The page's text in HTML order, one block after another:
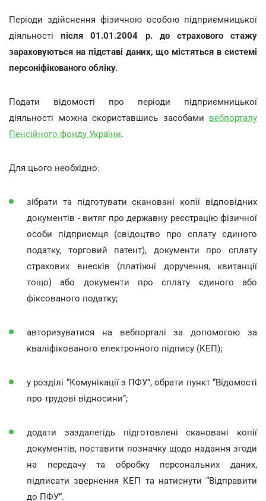
Періоди здійснення фізичною особою підприємницької
діяльностіпісля 01.01.2004 р. до страхового стажу
зараховуються на підставі даних, що містяться в системі
персоніфікованого обліку.
Подати відомості про періоди підприємницької
діяльності можна скориставшись засобами вебпорталу
Пенсійного фонду України.
Для цього необхідно:
зібрати та підготувати скановані копії відповідних
документів - витяг про державну реєстрацію фізичної
особи підприємця (свідоцтво про сплату єдиного
податку, торговий патент), документи про сплату
страхових внесків (платіжні доручення, квитанції
тощо) або документи про сплату єдиного або
фіксованого податку;
авторизуватися на вебпорталі за допомогою за
кваліфікованого електронного підпису (КЕП);
у розділі “Комунікації з ПФУ”, обрати пункт “Відомості
про трудові відносини”;
додати заздалегідь підготовлені скановані копії
документів, поставити позначку щодо надання згоди
на передачу та обробку персональних даних,
підписати звернення КЕП та натиснути “Відправити
до ПФУ”.